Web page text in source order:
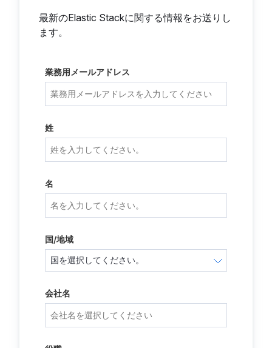
最新のElastic Stackに関する情報をお送りし
ます。
業務用メールアドレス
姓
名
国/地域
会社名